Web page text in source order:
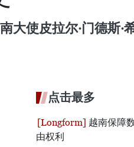
大使皮拉尔·门德斯·
点击最多
越南保障
由权利